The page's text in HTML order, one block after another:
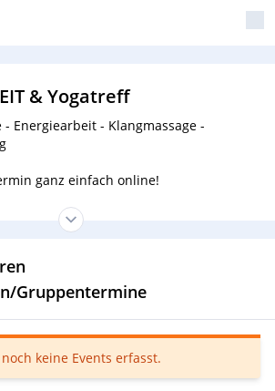
& Yogatreff
- Energiearbeit - Klangmassage -
ganz einfach online!
Gruppentermine
keine Events erfasst.